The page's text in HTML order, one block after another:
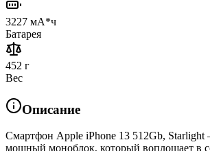
3227 мА*ч
Батарея
452 г
Вес
Описание
Смартфон Apple iPhone 13 512Gb,
мощный моноблок, который воплощает в